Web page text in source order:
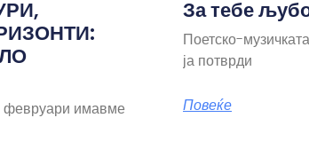
имавме
За тебе
Поетско-
ја потврди
Повеќе